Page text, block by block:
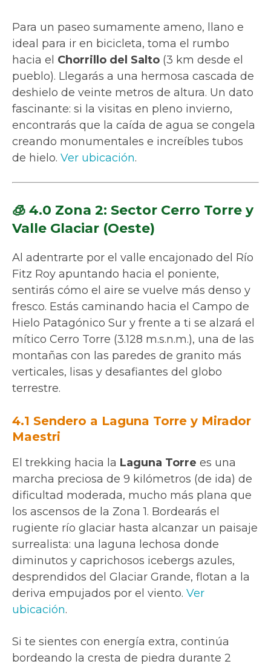
Para un paseo sumamente ameno, llano e
ideal para ir en bicicleta, toma el rumbo
hacia el Chorrillo del Salto (3 km desde el
pueblo). Llegarás a una hermosa cascada de
deshielo de veinte metros de altura. Un dato
fascinante: si la visitas en pleno invierno,
encontrarás que la caída de agua se congela
creando monumentales e increíbles tubos
de hielo. Ver ubicación.
🧊 4.0 Zona 2: Sector Cerro Torre y
Valle Glaciar (Oeste)
Al adentrarte por el valle encajonado del Río
Fitz Roy apuntando hacia el poniente,
sentirás cómo el aire se vuelve más denso y
fresco. Estás caminando hacia el Campo de
Hielo Patagónico Sur y frente a ti se alzará el
mítico Cerro Torre (3.128 m.s.n.m.), una de las
montañas con las paredes de granito más
verticales, lisas y desafiantes del globo
terrestre.
4.1 Sendero a Laguna Torre y Mirador
Maestri
El trekking hacia la Laguna Torre es una
marcha preciosa de 9 kilómetros (de ida) de
dificultad moderada, mucho más plana que
los ascensos de la Zona 1. Bordearás el
rugiente río glaciar hasta alcanzar un paisaje
surrealista: una laguna lechosa donde
diminutos y caprichosos icebergs azules,
desprendidos del Glaciar Grande, flotan a la
deriva empujados por el viento. Ver
ubicación.
Si te sientes con energía extra, continúa
bordeando la cresta de piedra durante 2